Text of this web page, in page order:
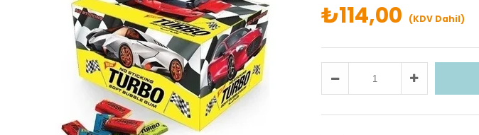
₺114,00 (KDV Dahil)